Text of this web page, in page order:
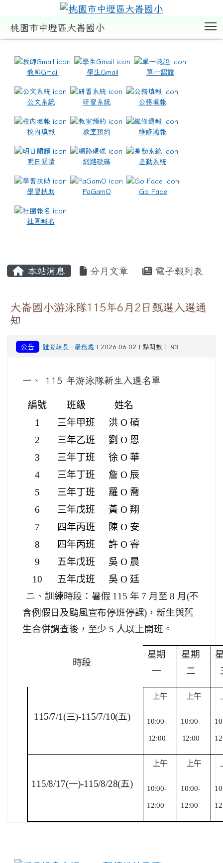
桃園市中壢區大崙國小
教師Gmail 學生Gmail 單一認證
公文系統 研習系統 公務填報
校內填報 教室預約 維修通報
明日閱讀 網路硬碟 差勤系統
學習扶助 PaGamO Go Face
社團報名
本站消息 分月文章 電子報列表
大崙國小游泳隊115年6月2日甄選入選通
知
公告 體育組長 - 學務處 | 2026-06-02 | 點閱數： 93
一、 115 年游泳隊新生入選名單
編號 班級
姓名
1
三年甲班
洪 O 碩
2
三年乙班
劉 O 恩
3
三年丁班
徐 O 華
4
三年丁班
詹 O 辰
5
三年丁班
羅 O 喬
6
三年戊班
黃 O 翔
7
四年丙班
陳 O 安
8
四年丙班
許 O 睿
9
五年戊班
吳 O 晨
10
五年戊班 吳 O 廷
二、 訓練時段：暑假 115 年 7 月至 8 月(不
含例假日及颱風宣布停班停課)，新生與舊
生合併調查後，至少 5 人以上開班。
時段
星期
一
星期
二
115/7/1(三)-115/7/10(五)
上午
10:00-
12:00
上午
10:00-
12:00
115/8/17(一)-115/8/28(五)
上午
10:00-
12:00
上午
10:00-
12:00